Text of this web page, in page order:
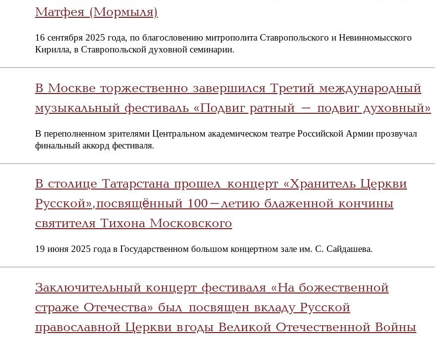
Матфея (Мормыля)
16 сентября 2025 года, по благословению митрополита Ставропольского и Невинномысского
Кирилла, в Ставропольской духовной семинарии.
В Москве торжественно завершился Третий международный
музыкальный фестиваль «Подвиг ратный – подвиг духовный»
В переполненном зрителями Центральном академическом театре Российской Армии прозвучал
финальный аккорд фестиваля.
В столице Татарстана прошел концерт «Хранитель Церкви
Русской», посвящённый 100-летию блаженной кончины
святителя Тихона Московского
19 июня 2025 года в Государственном большом концертном зале им. С. Сайдашева.
Заключительный концерт фестиваля «На божественной
страже Отечества» был посвящен вкладу Русской
православной Церкви в годы Великой Отечественной Войны